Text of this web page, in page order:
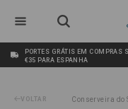
PORTES GRÁTIS EM COMPRAS
€35 PARA ESPANHA
VOLTAR Conserveira do